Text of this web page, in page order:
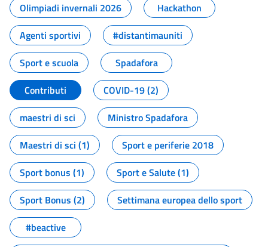
Olimpiadi invernali 2026
Hackathon
Agenti sportivi
#distantimauniti
Sport e scuola
Spadafora
Contributi
COVID-19 (2)
maestri di sci
Ministro Spadafora
Maestri di sci (1)
Sport e periferie 2018
Sport bonus (1)
Sport e Salute (1)
Sport Bonus (2)
Settimana europea dello sport
#beactive